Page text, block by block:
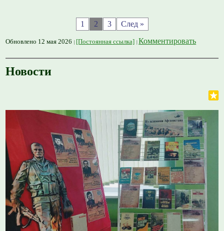
1 2 3 След »
Обновлено 12 мая 2026 [Постоянная ссылка] Комментировать
Новости